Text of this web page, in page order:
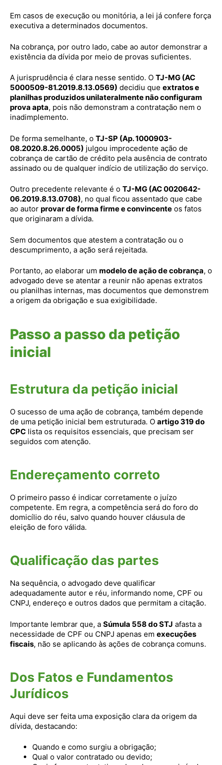
Em casos de execução ou monitória, a lei já confere força
executiva a determinados documentos.
Na cobrança, por outro lado, cabe ao autor demonstrar a
existência da dívida por meio de provas suficientes.
A jurisprudência é clara nesse sentido. O TJ-MG (AC
5000509-81.2019.8.13.0569) decidiu que extratos e
planilhas produzidos unilateralmente não configuram
prova apta, pois não demonstram a contratação nem o
inadimplemento.
De forma semelhante, o TJ-SP (Ap. 1000903-
08.2020.8.26.0005) julgou improcedente ação de
cobrança de cartão de crédito pela ausência de contrato
assinado ou de qualquer indício de utilização do serviço.
Outro precedente relevante é o TJ-MG (AC 0020642-
06.2019.8.13.0708), no qual ficou assentado que cabe
ao autor provar de forma firme e convincente os fatos
que originaram a dívida.
Sem documentos que atestem a contratação ou o
descumprimento, a ação será rejeitada.
Portanto, ao elaborar um modelo de ação de cobrança, o
advogado deve se atentar a reunir não apenas extratos
ou planilhas internas, mas documentos que demonstrem
a origem da obrigação e sua exigibilidade.
Passo a passo da petição
inicial
Estrutura da petição inicial
O sucesso de uma ação de cobrança, também depende
de uma petição inicial bem estruturada. O artigo 319 do
CPC lista os requisitos essenciais, que precisam ser
seguidos com atenção.
Endereçamento correto
O primeiro passo é indicar corretamente o juízo
competente. Em regra, a competência será do foro do
domicílio do réu, salvo quando houver cláusula de
eleição de foro válida.
Qualificação das partes
Na sequência, o advogado deve qualificar
adequadamente autor e réu, informando nome, CPF ou
CNPJ, endereço e outros dados que permitam a citação.
Importante lembrar que, a Súmula 558 do STJ afasta a
necessidade de CPF ou CNPJ apenas em execuções
fiscais, não se aplicando às ações de cobrança comuns.
Dos Fatos e Fundamentos
Jurídicos
Aqui deve ser feita uma exposição clara da origem da
dívida, destacando:
Quando e como surgiu a obrigação;
Qual o valor contratado ou devido;